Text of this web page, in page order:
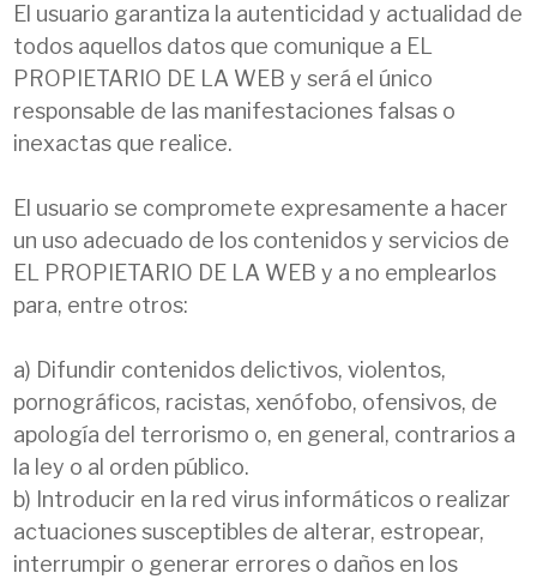
El usuario garantiza la autenticidad y actualidad de
todos aquellos datos que comunique a EL
PROPIETARIO DE LA WEB y será el único
responsable de las manifestaciones falsas o
inexactas que realice.
El usuario se compromete expresamente a hacer
un uso adecuado de los contenidos y servicios de
EL PROPIETARIO DE LA WEB y a no emplearlos
para, entre otros:
a) Difundir contenidos delictivos, violentos,
pornográficos, racistas, xenófobo, ofensivos, de
apología del terrorismo o, en general, contrarios a
la ley o al orden público.
b) Introducir en la red virus informáticos o realizar
actuaciones susceptibles de alterar, estropear,
interrumpir o generar errores o daños en los